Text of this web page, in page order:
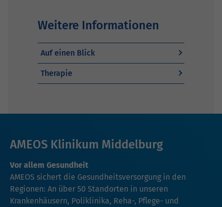
Weitere Informationen
Auf einen Blick
Therapie
AMEOS Klinikum Middelburg
Vor allem Gesundheit
AMEOS sichert die Gesundheitsversorgung in den
Regionen: An über 50 Standorten in unseren
Krankenhäusern, Poliklinika, Reha-, Pflege- und